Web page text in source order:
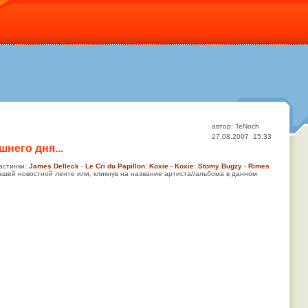
автор: TeNoch
27.08.2007 15:33
дня...
James Delleck - Le Cri du Papillon; Koxie - Koxie; Stomy Bugzy - Rimes
новостной ленте или, кликнув на название артиста//альбома в данном